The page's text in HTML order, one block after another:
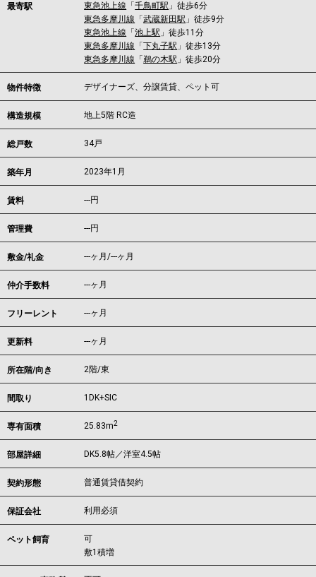
最寄駅 東急池上線 「千鳥町駅 」徒歩6分
東急多摩川線 「武蔵新田駅 」徒歩9分
東急池上線 「池上駅 」徒歩11分
東急多摩川線 「下丸子駅 」徒歩13分
東急多摩川線 「鵜の木駅 」徒歩20分
物件特徴 デザイナーズ、分譲賃貸、ペット可
構造規模 地上5階 RC造
総戸数 34戸
築年月 2023年1月
賃料 ---円
管理費 ---円
敷金/礼金 ---ヶ月/---ヶ月
仲介手数料 ---ヶ月
フリーレント ---ヶ月
更新料 ---ヶ月
所在階/向き 2階/東
間取り 1DK+SIC
専有面積 25.83m2
部屋詳細 DK5.8帖／洋室4.5帖
契約形態 普通賃貸借契約
保証会社 利用必須
ペット飼育
可
敷1積増